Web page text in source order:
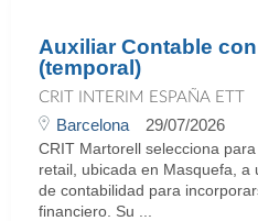
Auxiliar Contable
(temporal)
CRIT INTERIM ESPAÑA ETT
Barcelona 29/07/2026
CRIT Martorell selecciona
retail, ubicada en Masquefa, a
de contabilidad para
financiero. Su ...